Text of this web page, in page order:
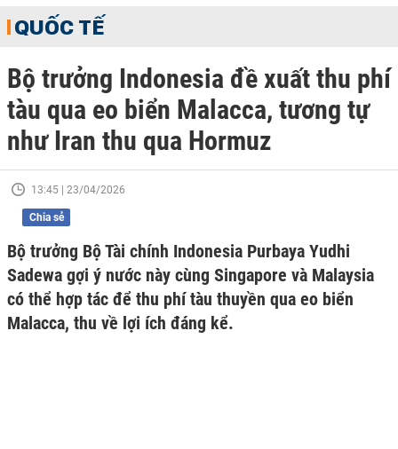
QUỐC TẾ
Bộ trưởng Indonesia đề xuất thu phí
tàu qua eo biển Malacca, tương tự
như Iran thu qua Hormuz
13:45 | 23/04/2026
Chia sẻ
Bộ trưởng Bộ Tài chính Indonesia Purbaya Yudhi
Sadewa gợi ý nước này cùng Singapore và Malaysia
có thể hợp tác để thu phí tàu thuyền qua eo biển
Malacca, thu về lợi ích đáng kể.